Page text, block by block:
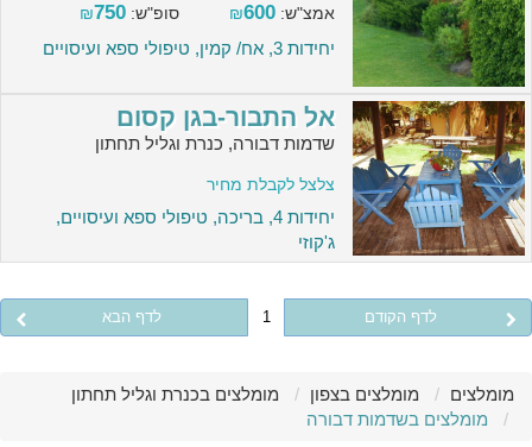
אמצ"ש:
₪600 סופ"ש: ₪750
יחידות 3, אח/ קמין, טיפולי ספא ועיסויים
אל התבור-בגן קסום
שדמות דבורה, כנרת וגליל תחתון
צלצל לקבלת מחיר
יחידות 4, בריכה, טיפולי ספא ועיסויים,
ג'קוזי
לדף הקודם 1 לדף הבא
מומלצים מומלצים בצפון
מומלצים בכנרת וגליל תחתון
מומלצים בשדמות דבורה